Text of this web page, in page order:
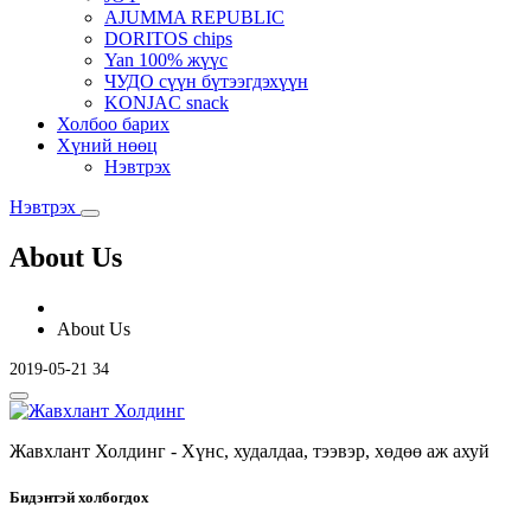
AJUMMA REPUBLIC
DORITOS chips
Yan 100% жүүс
ЧУДО сүүн бүтээгдэхүүн
KONJAC snack
Холбоо барих
Хүний нөөц
Нэвтрэх
Нэвтрэх
About Us
About Us
2019-05-21 34
Жавхлант Холдинг - Хүнс, худалдаа, тээвэр, хөдөө аж ахуй
Бидэнтэй холбогдох